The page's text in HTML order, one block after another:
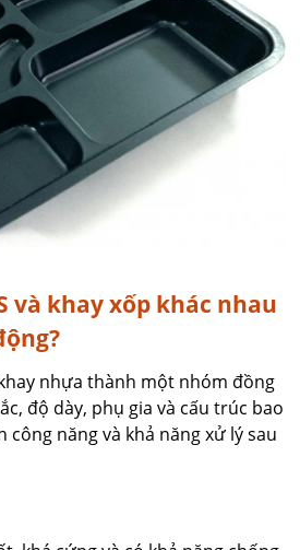
và khay xốp khác nhau
nhựa thành một nhóm đồng
độ dày, phụ gia và cấu trúc bao
công năng và khả năng xử lý sau